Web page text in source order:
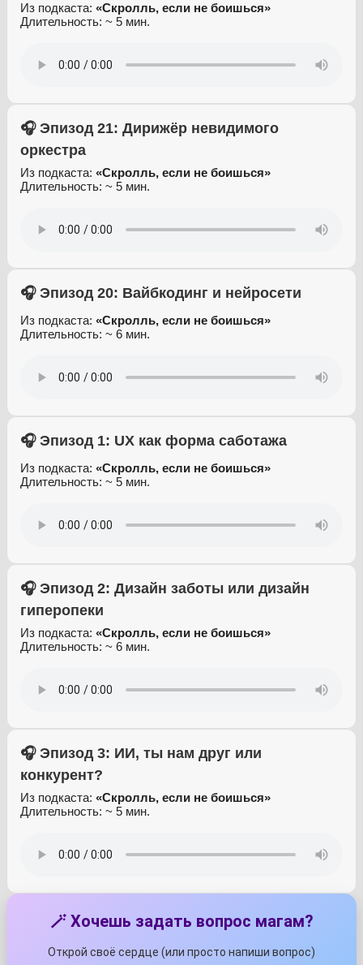
Из подкаста: «Скролль, если не боишься»
Длительность: ~ 5 мин.
🎧 Эпизод 21: Дирижёр невидимого
оркестра
Из подкаста: «Скролль, если не боишься»
Длительность: ~ 5 мин.
🎧 Эпизод 20: Вайбкодинг и нейросети
Из подкаста: «Скролль, если не боишься»
Длительность: ~ 6 мин.
🎧 Эпизод 1: UX как форма саботажа
Из подкаста: «Скролль, если не боишься»
Длительность: ~ 5 мин.
🎧 Эпизод 2: Дизайн заботы или дизайн
гиперопеки
Из подкаста: «Скролль, если не боишься»
Длительность: ~ 6 мин.
🎧 Эпизод 3: ИИ, ты нам друг или
конкурент?
Из подкаста: «Скролль, если не боишься»
Длительность: ~ 5 мин.
🪄 Хочешь задать вопрос магам?
Открой своё сердце (или просто напиши вопрос)